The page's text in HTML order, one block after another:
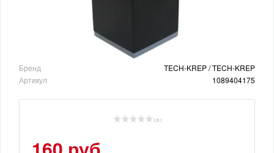
Бренд
TECH-KREP / TECH-KREP
Артикул
1089404175
( 0 )